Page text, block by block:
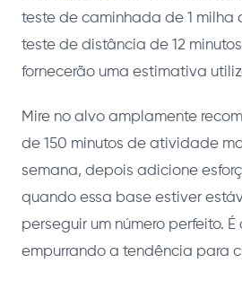
teste de caminhada de 1 milha
teste de distância de 12
fornecerão uma estimativa
Mire no alvo amplamente
de 150 minutos de atividade
semana, depois adicione
quando essa base estiver
perseguir um número perfeito. É
empurrando a tendência para